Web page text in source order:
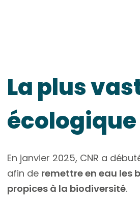
La plus
écologique
En janvier 2025, CNR a
afin de remettre en eau les
propices à la biodiversité.